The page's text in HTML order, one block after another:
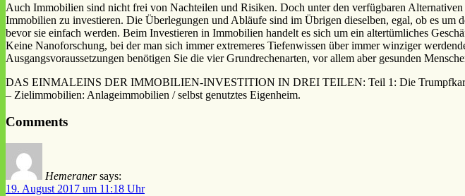
Auch Immobilien sind nicht frei von Nachteilen und Risiken. Doch unter den verfügbaren
Immobilien zu investieren. Die Überlegungen und Abläufe sind im Übrigen dieselben, egal, ob es
bevor sie einfach werden. Beim Investieren in Immobilien handelt es sich um ein altertümliches
Keine Nanoforschung, bei der man sich immer extremeres Tiefenwissen über immer winziger
Ausgangsvoraussetzungen benötigen Sie die vier Grundrechenarten, vor allem aber gesunden
DAS EINMALEINS DER IMMOBILIEN-INVESTITION IN DREI TEILEN: Teil 1: Die
– Zielimmobilien: Anlageimmobilien / selbst genutztes Eigenheim.
Comments
Hemeraner says:
19. August 2017 um 11:18 Uhr